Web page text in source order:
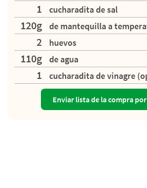
1 cucharadita de sal
120g de mantequilla a
2 huevos
110g de agua
1 cucharadita de vinagre
Enviar lista de la compra